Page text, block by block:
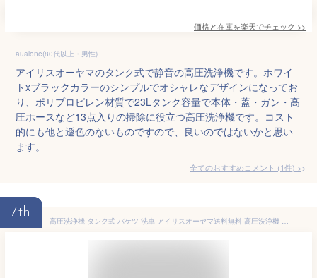
価格と在庫を楽天でチェック >>
aualone(80代以上・男性)
アイリスオーヤマのタンク式で静音の高圧洗浄機です。ホワイ
トxブラックカラーのシンプルでオシャレなデザインになってお
り、ポリプロピレン材質で23Lタンク容量で本体・蓋・ガン・高
圧ホースなど13点入りの掃除に役立つ高圧洗浄機です。コスト
的にも他と遜色のないものですので、良いのではないかと思い
ます。
全てのおすすめコメント (1件) >
7th
高圧洗浄機 タンク式 バケツ 洗車 アイリスオーヤマ送料無料 高圧洗浄機 バケツ 12点セット 家庭用 高圧洗浄器 温水可能 換気扇 油汚れ 黒ずみ 床掃除 玄関掃除 網戸掃除 外壁 階段 洗車 車掃除 ベランダ 温水 静音 SBT-512N